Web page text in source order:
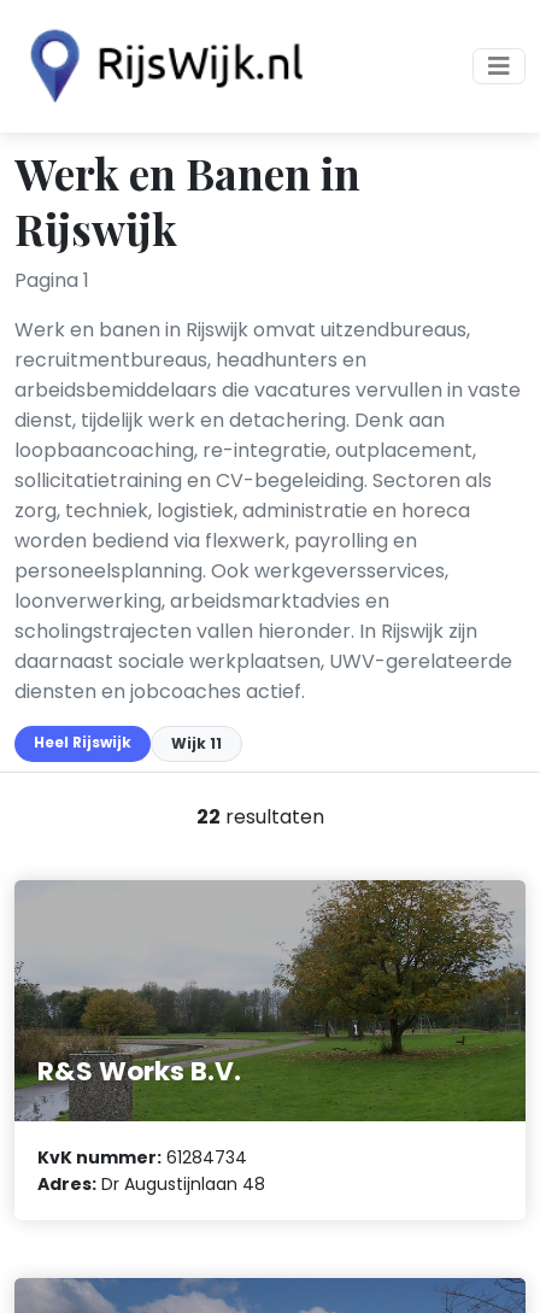
Werk en Banen in
Rijswijk
Pagina 1
Werk en banen in Rijswijk omvat uitzendbureaus,
recruitmentbureaus, headhunters en
arbeidsbemiddelaars die vacatures vervullen in vaste
dienst, tijdelijk werk en detachering. Denk aan
loopbaancoaching, re-integratie, outplacement,
sollicitatietraining en CV-begeleiding. Sectoren als
zorg, techniek, logistiek, administratie en horeca
worden bediend via flexwerk, payrolling en
personeelsplanning. Ook werkgeversservices,
loonverwerking, arbeidsmarktadvies en
scholingstrajecten vallen hieronder. In Rijswijk zijn
daarnaast sociale werkplaatsen, UWV-gerelateerde
diensten en jobcoaches actief.
Heel Rijswijk Wijk 11
22 resultaten
R&S Works B.V.
KvK nummer: 61284734
Adres: Dr Augustijnlaan 48